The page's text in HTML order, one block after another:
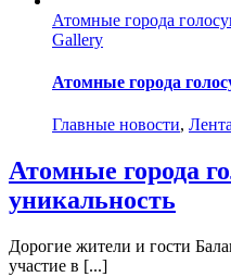
Атомные города
Gallery
Атомные города
Главные новости,
Атомные города
уникальность
Дорогие жители и гости
участие в [...]